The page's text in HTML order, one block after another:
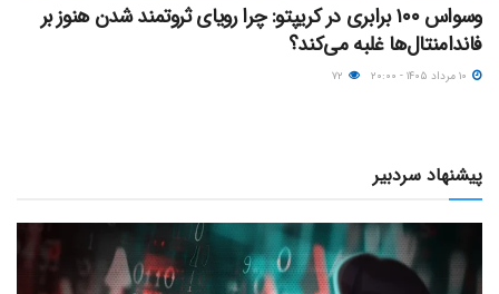
وسواس ۱۰۰ برابری در کریپتو: چرا رویای ثروتمند شدن هنوز بر
فاندامنتال‌ها غلبه می‌کند؟
پیشنهاد سردبیر